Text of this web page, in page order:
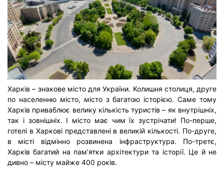
Харків – знакове місто для України. Колишня столиця, друге
по населенню місто, місто з багатою історією. Саме тому
Харків приваблює велику кількість туристів – як внутрішніх,
так і зовнішніх. І місто має чим їх зустрічати! По-перше,
готелі в Харкові представлені в великій кількості. По-друге,
в місті відмінно розвинена інфраструктура. По-третє,
Харків багатий на пам’ятки архітектури та історії. Це й не
дивно – місту майже 400 років.